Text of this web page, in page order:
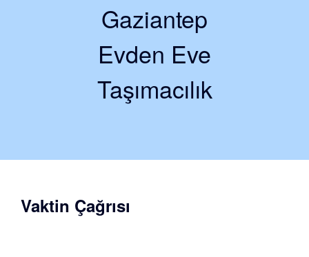
Gaziantep
Evden Eve
Taşımacılık
Vaktin Çağrısı